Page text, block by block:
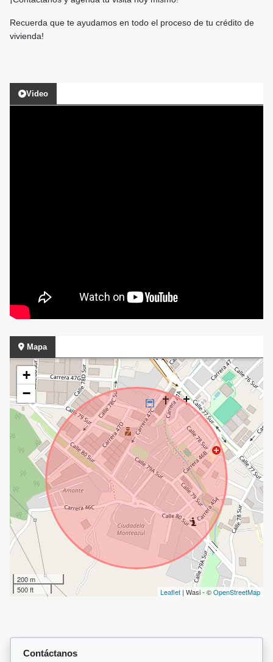
Recuerda que te ayudamos en todo el proceso de tu crédito de
vivienda!
Video
Mapa
+
−
200 m
500 ft
Leaflet | Wasi - ©OpenStreetMap
Contáctanos